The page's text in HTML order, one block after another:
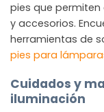
pies que
y accesorios.
herramientas de
pies para
Cuidados y
iluminación